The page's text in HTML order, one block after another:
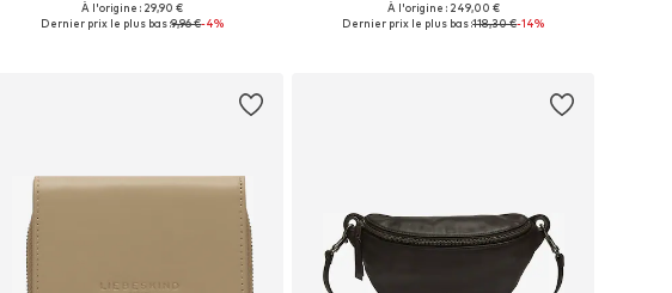
Tailles disponibles: One Size
À l'origine : 29,90 €
Dernier prix le plus bas :9,96 €-4%
Tailles disponibles: One Size
À l'origine : 249,00 €
Dernier prix le plus bas :118,30 €-14%